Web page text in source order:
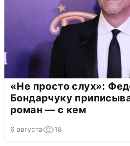
«Не просто слух»:
Бондарчуку
роман — с кем
6 августа 18